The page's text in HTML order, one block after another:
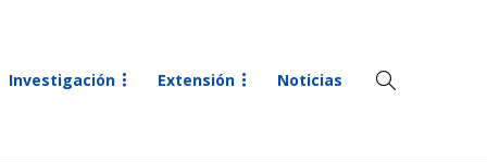
Investigación Extensión Noticias